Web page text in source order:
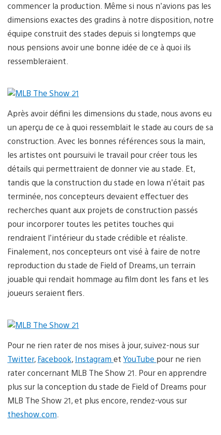
commencer la production. Même si nous n’avions pas les
dimensions exactes des gradins à notre disposition, notre
équipe construit des stades depuis si longtemps que
nous pensions avoir une bonne idée de ce à quoi ils
ressembleraient.
Après avoir défini les dimensions du stade, nous avons eu
un aperçu de ce à quoi ressemblait le stade au cours de sa
construction. Avec les bonnes références sous la main,
les artistes ont poursuivi le travail pour créer tous les
détails qui permettraient de donner vie au stade. Et,
tandis que la construction du stade en Iowa n’était pas
terminée, nos concepteurs devaient effectuer des
recherches quant aux projets de construction passés
pour incorporer toutes les petites touches qui
rendraient l’intérieur du stade crédible et réaliste.
Finalement, nos concepteurs ont visé à faire de notre
reproduction du stade de Field of Dreams, un terrain
jouable qui rendait hommage au film dont les fans et les
joueurs seraient fiers.
Pour ne rien rater de nos mises à jour, suivez-nous sur
Twitter, Facebook, Instagram etYouTube pour ne rien
rater concernant MLB The Show 21. Pour en apprendre
plus sur la conception du stade de Field of Dreams pour
MLB The Show 21, et plus encore, rendez-vous sur
theshow.com